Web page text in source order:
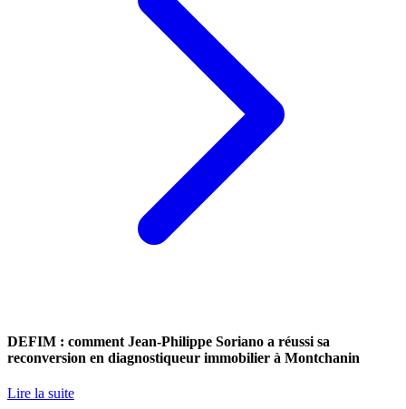
DEFIM : comment Jean-Philippe Soriano a réussi sa
reconversion en diagnostiqueur immobilier à Montchanin
Lire la suite